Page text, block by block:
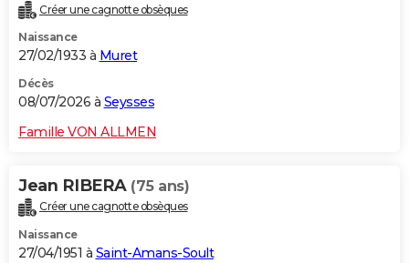
Créer une cagnotte obsèques
Naissance
27/02/1933 à Muret
Décès
08/07/2026 à Seysses
Famille VON ALLMEN
Jean RIBERA (75 ans)
Créer une cagnotte obsèques
Naissance
27/04/1951 à Saint-Amans-Soult